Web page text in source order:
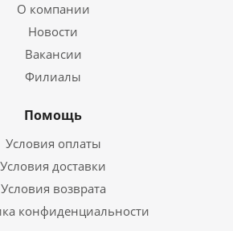
О компании
Новости
Вакансии
Филиалы
Помощь
Условия оплаты
Условия доставки
Условия возврата
конфиденциальности